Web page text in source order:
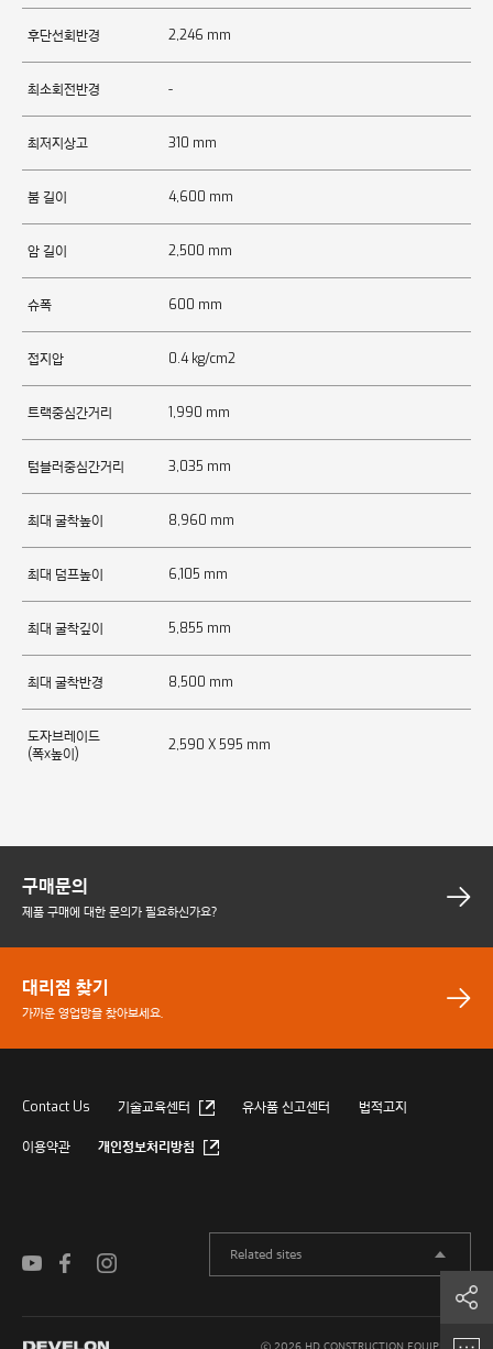
후단선회반경 2,246 mm
최소회전반경 -
최저지상고 310 mm
붐 길이 4,600 mm
암 길이 2,500 mm
슈폭 600 mm
접지압 0.4 kg/cm2
트랙중심간거리 1,990 mm
텀블러중심간거리 3,035 mm
최대 굴착높이 8,960 mm
최대 덤프높이 6,105 mm
최대 굴착깊이 5,855 mm
최대 굴착반경 8,500 mm
도자브레이드
(폭x높이)
2,590 X 595 mm
구매문의
제품 구매에 대한 문의가 필요하신가요?
대리점 찾기
가까운 영업망을 찾아보세요.
Contact Us 기술교육센터 유사품 신고센터 법적고지
이용약관 개인정보처리방침
Related sites
ⓒ 2026 HD CONSTRUCTION EQUIPMENT.